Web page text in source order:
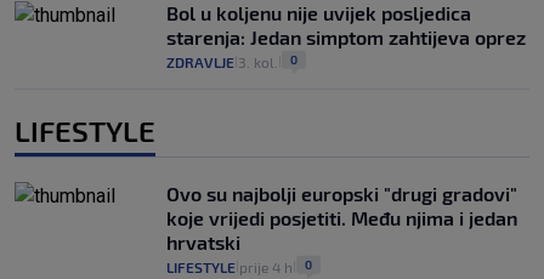
Bol u koljenu nije uvijek posljedica
starenja: Jedan simptom zahtijeva oprez
ZDRAVLJE 3. kol. 0
LIFESTYLE
Ovo su najbolji europski "drugi gradovi"
koje vrijedi posjetiti. Među njima i jedan
hrvatski
LIFESTYLE prije 4 h 0